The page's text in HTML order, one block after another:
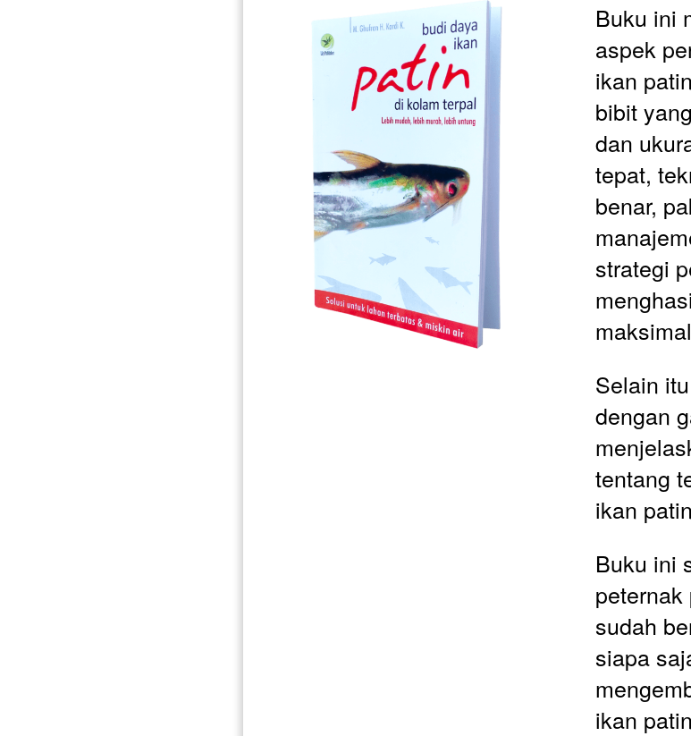
Buku ini
aspek
ikan
bibit
dan
tepat,
benar,
strategi
Selain
dengan
tentang
ikan
Buku ini
sudah
siapa
ikan